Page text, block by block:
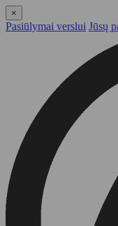
×
Pasiūlymai verslui Jūsų